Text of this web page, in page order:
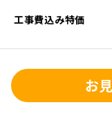
工事費込み特価
お